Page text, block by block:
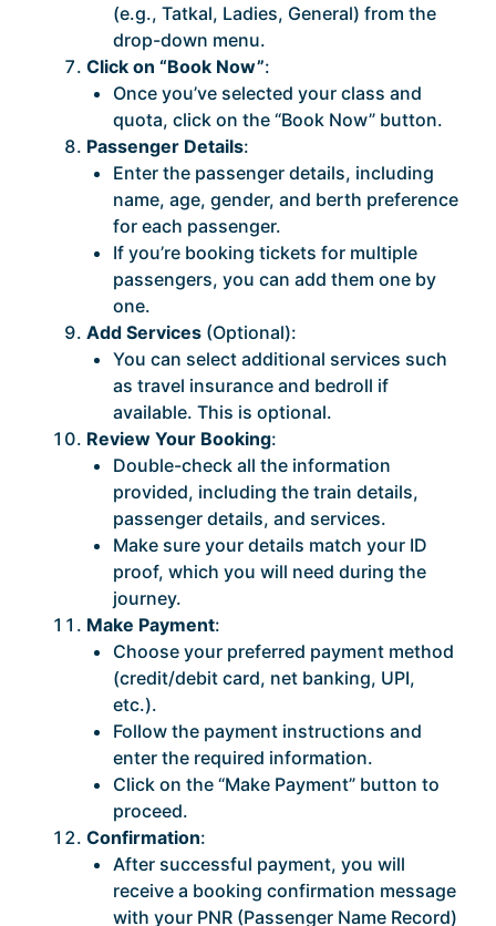
(e.g., Tatkal, Ladies, General) from the
drop-down menu.
Click on “Book Now”:
Once you’ve selected your class and
quota, click on the “Book Now” button.
Passenger Details:
Enter the passenger details, including
name, age, gender, and berth preference
for each passenger.
If you’re booking tickets for multiple
passengers, you can add them one by
one.
Add Services (Optional):
You can select additional services such
as travel insurance and bedroll if
available. This is optional.
Review Your Booking:
Double-check all the information
provided, including the train details,
passenger details, and services.
Make sure your details match your ID
proof, which you will need during the
journey.
Make Payment:
Choose your preferred payment method
(credit/debit card, net banking, UPI,
etc.).
Follow the payment instructions and
enter the required information.
Click on the “Make Payment” button to
proceed.
Confirmation:
After successful payment, you will
receive a booking confirmation message
with your PNR (Passenger Name Record)